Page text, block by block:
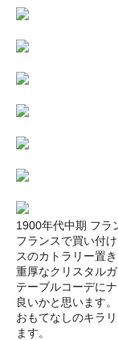
1900年代中期 フラ
フランスで買い付
スのカトラリー置き
重厚なクリスタル
テーブルコーデに
良いかと思います。
おもてなしのキラ
ます。